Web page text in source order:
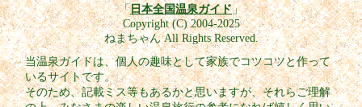
「日本全国温泉ガイド」
Copyright (C) 2004-2025
ねまちゃん All Rights Reserved.
当温泉ガイドは、個人の趣味として家族でコツコツと作って
いるサイトです。
そのため、記載ミス等もあるかと思いますが、それらご理解